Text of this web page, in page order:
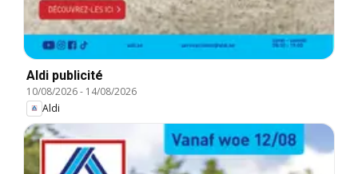
Aldi publicité
10/08/2026- 14/08/2026
Aldi